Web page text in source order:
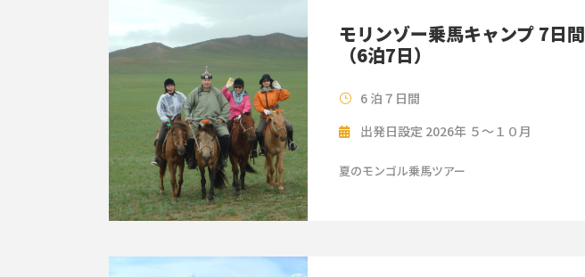
モリンゾー乗馬キャンプ 7日間
（6泊7日）
6 泊７日間
出発日設定 2026年 ５～１０月
夏のモンゴル乗馬ツアー